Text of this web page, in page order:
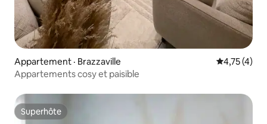
Appartement · Brazzaville Note
4,75 (4)
Appartements cosy et paisible
Superhôte
Superhôte